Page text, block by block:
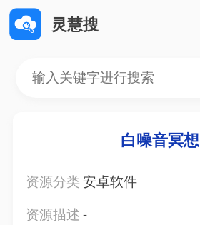
灵慧搜
白噪音冥想
资源分类安卓软件
资源描述-